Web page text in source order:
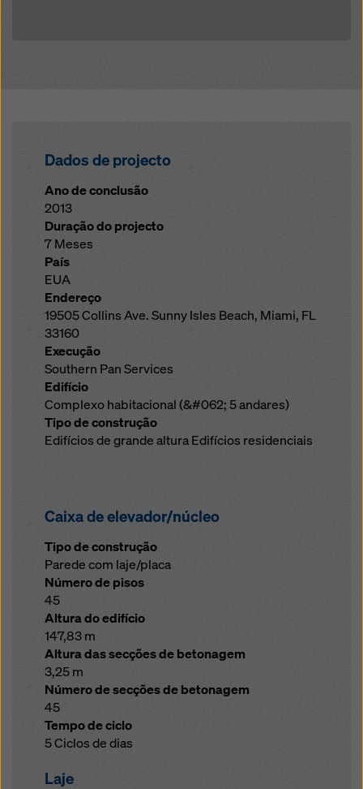
Dados de projecto
Ano de conclusão
2013
Duração do projecto
7 Meses
País
EUA
Endereço
19505 Collins Ave. Sunny Isles Beach, Miami, FL
33160
Execução
Southern Pan Services
Edifício
Complexo habitacional (&#062; 5 andares)
Tipo de construção
Edifícios de grande altura Edifícios residenciais
Caixa de elevador/núcleo
Tipo de construção
Parede com laje/placa
Número de pisos
45
Altura do edifício
147,83 m
Altura das secções de betonagem
3,25 m
Número de secções de betonagem
45
Tempo de ciclo
5 Ciclos de dias
Laje